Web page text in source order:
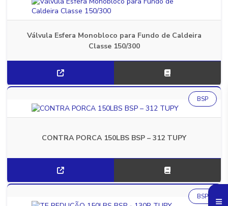
Válvula Esfera Monobloco para Fundo de Caldeira
Classe 150/300
CONTRA PORCA 150LBS BSP – 312 TUPY
BSP
BSP